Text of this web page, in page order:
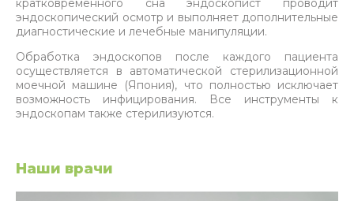
эндоскопический осмотр и выполняет дополнительные
диагностические и лечебные манипуляции.
Обработка эндоскопов после каждого пациента
осуществляется в автоматической стерилизационной
моечной машине (Япония), что полностью исключает
возможность инфицирования. Все инструменты к
эндоскопам также стерилизуются.
Наши врачи